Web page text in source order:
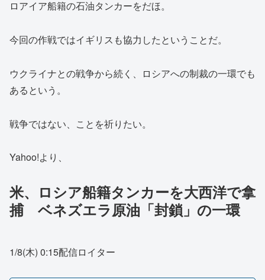
ロアイア船籍の石油タンカーをだほ。
今回の作戦ではイギリスも協力したということだ。
ウクライナとの戦争から続く、ロシアへの制裁の一環でも
あるという。
戦争ではない、ことを祈りたい。
Yahoo!より、
米、ロシア船籍タンカーを大西洋で拿
捕 ベネズエラ原油「封鎖」の一環
1/8(木) 0:15配信ロイター